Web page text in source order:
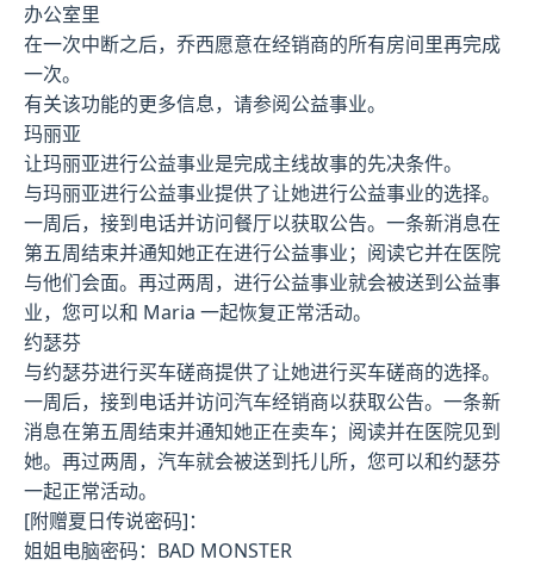
办公室里
在一次中断之后，乔西愿意在经销商的所有房间里再完成
一次。
有关该功能的更多信息，请参阅公益事业。
玛丽亚
让玛丽亚进行公益事业是完成主线故事的先决条件。
与玛丽亚进行公益事业提供了让她进行公益事业的选择。
一周后，接到电话并访问餐厅以获取公告。一条新消息在
第五周结束并通知她正在进行公益事业；阅读它并在医院
与他们会面。再过两周，进行公益事业就会被送到公益事
业，您可以和 Maria 一起恢复正常活动。
约瑟芬
与约瑟芬进行买车磋商提供了让她进行买车磋商的选择。
一周后，接到电话并访问汽车经销商以获取公告。一条新
消息在第五周结束并通知她正在卖车；阅读并在医院见到
她。再过两周，汽车就会被送到托儿所，您可以和约瑟芬
一起正常活动。
[附赠夏日传说密码]：
姐姐电脑密码：BAD MONSTER